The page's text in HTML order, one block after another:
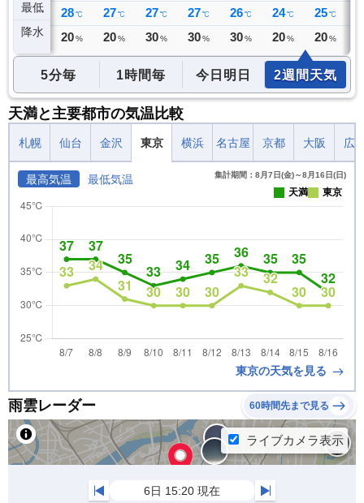
最低
降水
28 ℃
0 ミリ
28 ℃
20 %
27 ℃
20 %
27 ℃
30 %
27 ℃
30 %
26 ℃
30 %
24 ℃
20 %
25 ℃
20 %
5分毎 1時間毎 今日明日 2週間天気
天満と主要都市の気温比較
札幌 仙台 金沢 東京 横浜 名古屋 京都 大阪 広
最高気温 最低気温 集計期間：8月7日(金)～8月16日(日)
天満 東京
東京の天気を見る
雨雲レーダー 60時間先まで見る